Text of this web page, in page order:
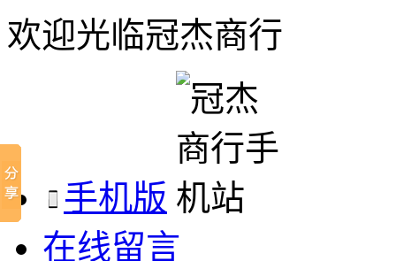
欢迎光临冠杰商行
手机版
在线留言